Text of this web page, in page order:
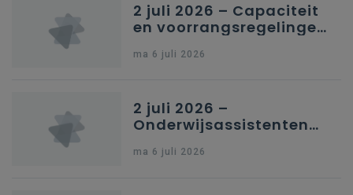
2 juli 2026 – Capaciteit
en voorrangsregelingen
secundair onderwijs in
ma 6 juli 2026
2 juli 2026 –
Onderwijsassistenten
kleuteronderwijs
ma 6 juli 2026